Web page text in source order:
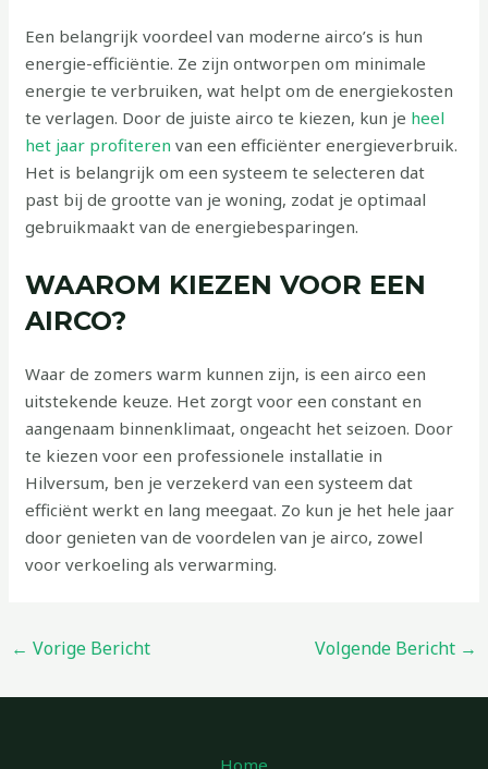
Een belangrijk voordeel van moderne airco’s is hun
energie-efficiëntie. Ze zijn ontworpen om minimale
energie te verbruiken, wat helpt om de energiekosten
te verlagen. Door de juiste airco te kiezen, kun je heel
het jaar profiteren van een efficiënter energieverbruik.
Het is belangrijk om een systeem te selecteren dat
past bij de grootte van je woning, zodat je optimaal
gebruikmaakt van de energiebesparingen.
WAAROM KIEZEN VOOR EEN
AIRCO?
Waar de zomers warm kunnen zijn, is een airco een
uitstekende keuze. Het zorgt voor een constant en
aangenaam binnenklimaat, ongeacht het seizoen. Door
te kiezen voor een professionele installatie in
Hilversum, ben je verzekerd van een systeem dat
efficiënt werkt en lang meegaat. Zo kun je het hele jaar
door genieten van de voordelen van je airco, zowel
voor verkoeling als verwarming.
← Vorige Bericht Volgende Bericht →
Home